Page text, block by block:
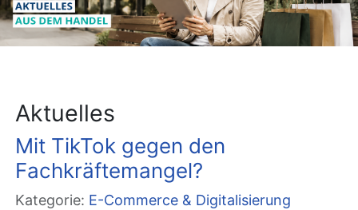
Aktuelles
Mit TikTok gegen den
Fachkräftemangel?
Kategorie: E-Commerce & Digitalisierung